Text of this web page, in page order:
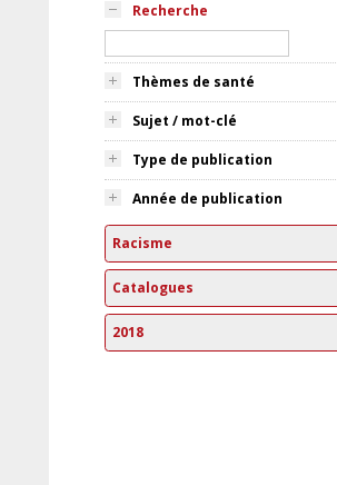
Recherche
Thèmes de santé
Sujet / mot-clé
Type de publication
Année de publication
Racisme
Catalogues
2018